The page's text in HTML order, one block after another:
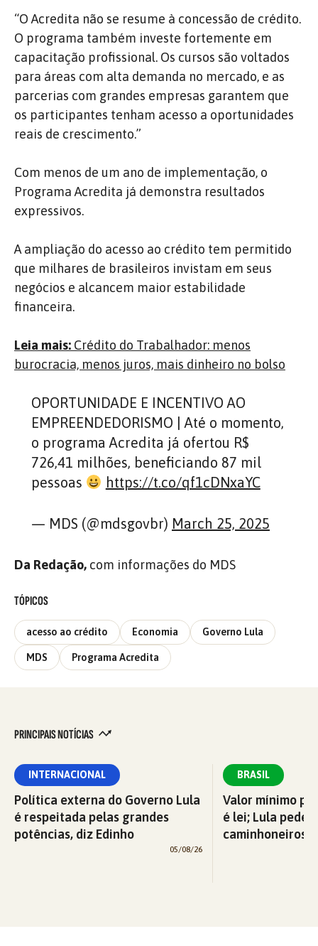
“O Acredita não se resume à concessão de crédito.
O programa também investe fortemente em
capacitação profissional. Os cursos são voltados
para áreas com alta demanda no mercado, e as
parcerias com grandes empresas garantem que
os participantes tenham acesso a oportunidades
reais de crescimento.”
Com menos de um ano de implementação, o
Programa Acredita já demonstra resultados
expressivos.
A ampliação do acesso ao crédito tem permitido
que milhares de brasileiros invistam em seus
negócios e alcancem maior estabilidade
financeira.
Leia mais: Crédito do Trabalhador: menos
burocracia, menos juros, mais dinheiro no bolso
OPORTUNIDADE E INCENTIVO AO
EMPREENDEDORISMO | Até o momento,
o programa Acredita já ofertou R$
726,41 milhões, beneficiando 87 mil
pessoas
https://t.co/qf1cDNxaYC
— MDS (@mdsgovbr) March 25, 2025
Da Redação, com informações do MDS
TÓPICOS
acesso ao crédito Economia Governo Lula
MDS Programa Acredita
PRINCIPAIS NOTÍCIAS
INTERNACIONAL
Política externa do Governo Lula
é respeitada pelas grandes
potências, diz Edinho
05/08/26
BRASIL
Valor mínimo
é lei; Lula pede
caminhoneiros